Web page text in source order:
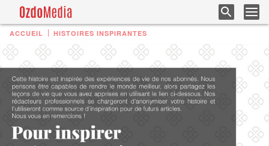
ACCUEIL HISTOIRES INSPIRANTES